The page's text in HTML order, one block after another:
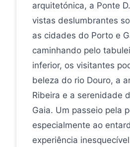
arquitetónica, a Ponte
vistas deslumbrantes
as cidades do Porto e
caminhando pelo
inferior, os visitantes
beleza do rio Douro, a
Ribeira e a serenidade
Gaia. Um passeio pela
especialmente ao
experiência